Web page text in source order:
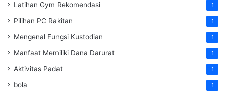
Latihan Gym Rekomendasi 1
Pilihan PC Rakitan 1
Mengenal Fungsi Kustodian 1
Manfaat Memiliki Dana Darurat 1
Aktivitas Padat 1
bola 1